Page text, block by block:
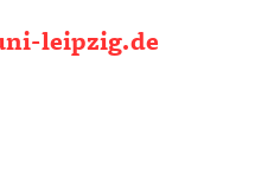
leipzig.de